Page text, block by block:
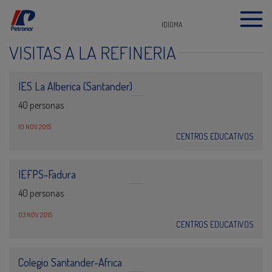
IDIOMA
VISITAS A LA REFINERÍA
IES La Alberica (Santander)
40 personas
10 NOV 2015
CENTROS EDUCATIVOS
IEFPS-Fadura
40 personas
03 NOV 2015
CENTROS EDUCATIVOS
Colegio Santander-Africa